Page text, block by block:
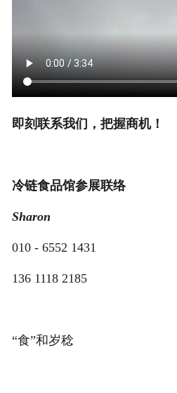
即刻联系我们，把握商机！
冷链食品馆参展联络
Sharon
010 - 6552 1431
136 1118 2185
“食”和岁稔